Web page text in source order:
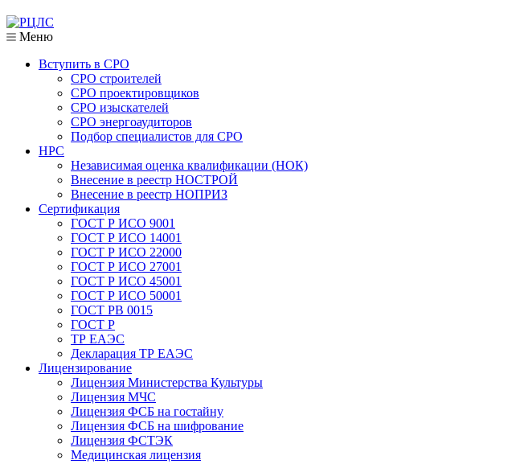
Меню
Вступить в СРО
СРО строителей
СРО проектировщиков
СРО изыскателей
СРО энергоаудиторов
Подбор специалистов для СРО
НРС
Независимая оценка квалификации (НОК)
Внесение в реестр НОСТРОЙ
Внесение в реестр НОПРИЗ
Сертификация
ГОСТ Р ИСО 9001
ГОСТ Р ИСО 14001
ГОСТ Р ИСО 22000
ГОСТ Р ИСО 27001
ГОСТ Р ИСО 45001
ГОСТ Р ИСО 50001
ГОСТ РВ 0015
ГОСТ Р
ТР ЕАЭС
Декларация ТР ЕАЭС
Лицензирование
Лицензия Министерства Культуры
Лицензия МЧС
Лицензия ФСБ на гостайну
Лицензия ФСБ на шифрование
Лицензия ФСТЭК
Медицинская лицензия